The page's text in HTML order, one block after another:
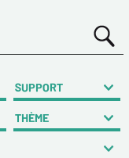
SUPPORT
THÈME